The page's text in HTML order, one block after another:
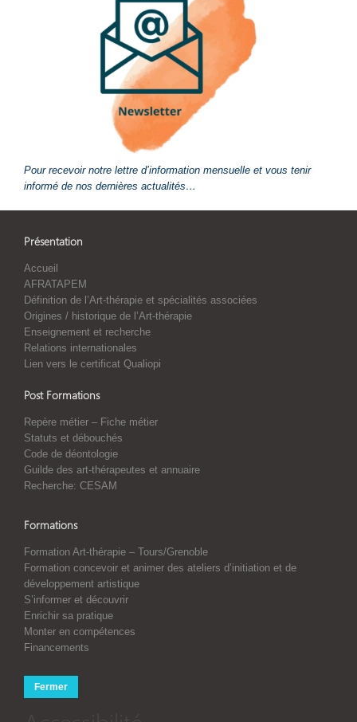
Pour recevoir notre lettre d’information mensuelle et vous tenir
informé de nos dernières actualités…
Présentation
Accueil
AFRATAPEM
Définition de l’Art-thérapie et spécialités associées
Origines / historique de l’Art-thérapie
Enseignement et recherche
Relations internationales
Lien vers le certificat Qualiopi
Post Formations
Repère métier – Fiche métier
Statuts et débouchés
Code de déontologie
Guilde des art-thérapeutes et annuaire
Recherche: CESAM
Formations
Formation Art-thérapie – Tours/Grenoble
Formation concevoir et animer des ateliers d’initiation et de
développement artistique
S’informer et découvrir
Enrichir sa pratique
Monter en compétences
Financements
Fermer